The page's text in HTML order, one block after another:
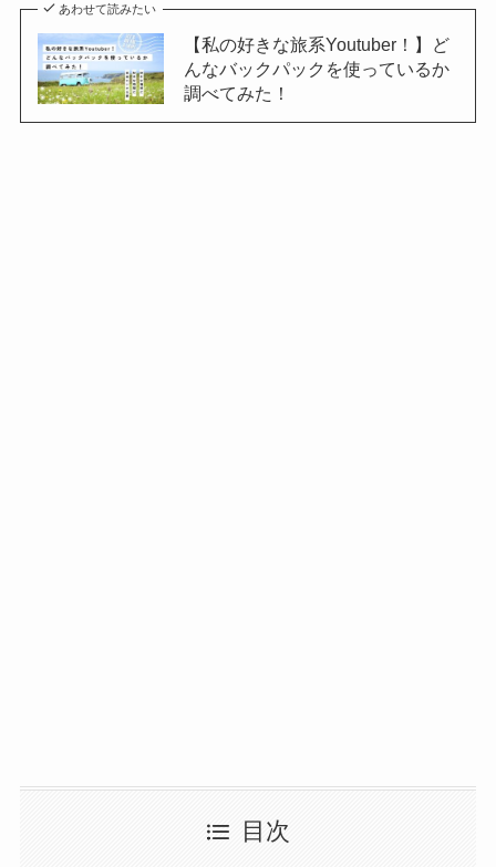
あわせて読みたい
【私の好きな旅系Youtuber！】ど
んなバックパックを使っているか
調べてみた！
目次